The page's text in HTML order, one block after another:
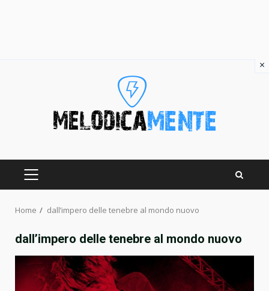
PRIMARY
Home dall’impero delle tenebre al mondo nuovo
dall’impero delle tenebre al mondo nuovo
×